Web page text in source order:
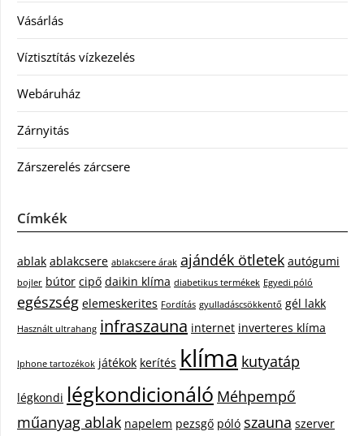
Vásárlás
Víztisztítás vízkezelés
Webáruház
Zárnyitás
Zárszerelés zárcsere
Címkék
ablak ablakcsere ablakcsere árak ajándék ötletek autógumi
bojler bútor cipő daikin klíma diabetikus termékek Egyedi póló
egészség elemeskerites Fordítás gyulladáscsökkentő gél lakk
Használt ultrahang infraszauna internet inverteres klíma
Iphone tartozékok játékok kerítés klíma kutyatáp
légkondi légkondicionáló Méhpempő
műanyag ablak napelem pezsgő póló szauna szerver